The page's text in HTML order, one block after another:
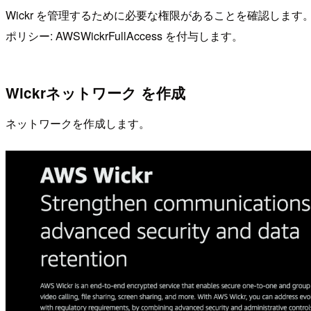
Wickr を管理するために必要な権限があることを確認します
ポリシー: AWSWickrFullAccess を付与します。
Wickrネットワーク を作成
ネットワークを作成します。